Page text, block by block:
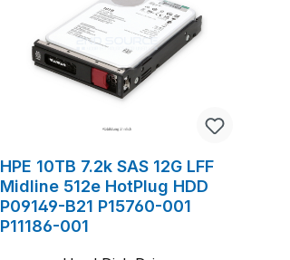
HPE 10TB 7.2k SAS 12G LFF
Midline 512e HotPlug HDD
P09149-B21 P15760-001
P11186-001